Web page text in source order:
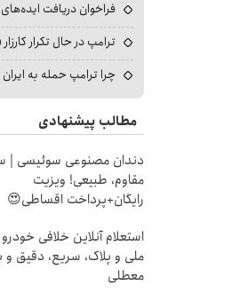
فراخوان دریافت
ترامپ در حال تکرار
چرا ترامپ حمله به
مطالب پیشنهادی
دندان مصنوعی سوئیسی |
مقاوم، طبیعی! ویزیت
رایگان+پرداخت اقساطی😍
استعلام آنلاین خلافی
ملی و پلاک، سریع، دقیق و
معطلی